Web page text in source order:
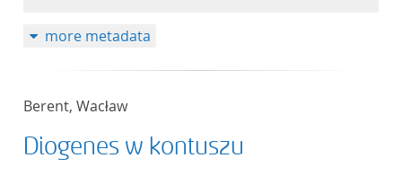
more metadata
Berent, Wacław
Diogenes w kontuszu